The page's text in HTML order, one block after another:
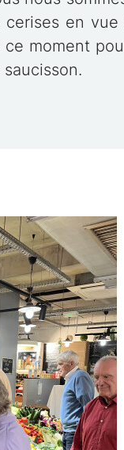
cerises en
ce moment
saucisson.